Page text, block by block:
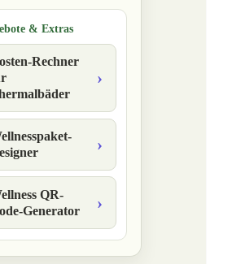
& Extras
Rechner
QR-
Generator